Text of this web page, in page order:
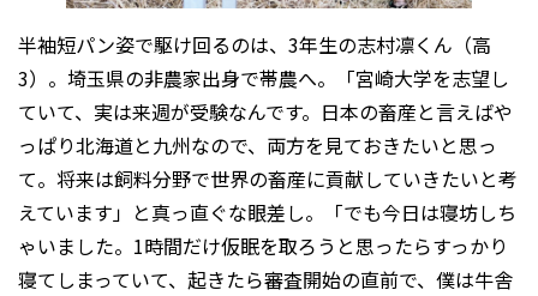
半袖短パン姿で駆け回るのは、3年生の志村凛くん（高
3）。埼玉県の非農家出身で帯農へ。「宮崎大学を志望し
ていて、実は来週が受験なんです。日本の畜産と言えばや
っぱり北海道と九州なので、両方を見ておきたいと思っ
て。将来は飼料分野で世界の畜産に貢献していきたいと考
えています」と真っ直ぐな眼差し。「でも今日は寝坊しち
ゃいました。1時間だけ仮眠を取ろうと思ったらすっかり
寝てしまっていて、起きたら審査開始の直前で、僕は牛舎